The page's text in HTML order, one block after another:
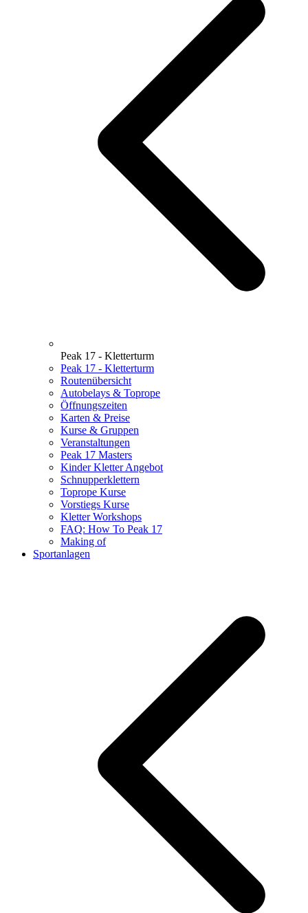
Peak 17 - Kletterturm
Peak 17 - Kletterturm
Routenübersicht
Autobelays & Toprope
Öffnungszeiten
Karten & Preise
Kurse & Gruppen
Veranstaltungen
Peak 17 Masters
Kinder Kletter Angebot
Schnupperklettern
Toprope Kurse
Vorstiegs Kurse
Kletter Workshops
FAQ: How To Peak 17
Making of
Sportanlagen